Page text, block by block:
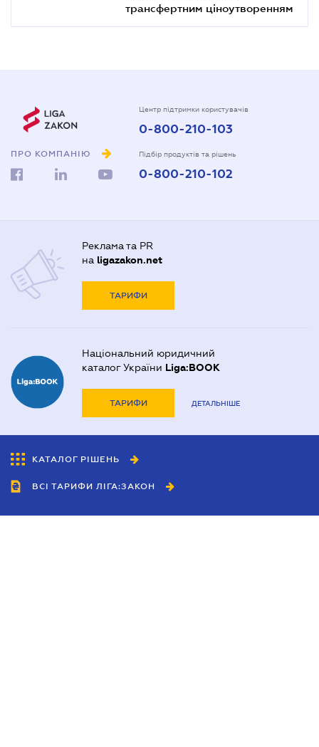
трансфертним ціноутворенням
ПРО КОМПАНІЮ
Центр підтримки користувачів
0-800-210-103
Підбір продуктів та рішень
0-800-210-102
Реклама та PR
на ligazakon.net
ТАРИФИ
Національний юридичний
каталог України Liga:BOOK
ТАРИФИ ДЕТАЛЬНІШЕ
КАТАЛОГ РІШЕНЬ
ВСІ ТАРИФИ ЛІГА:ЗАКОН